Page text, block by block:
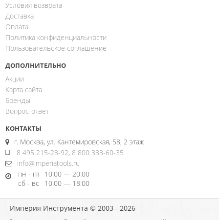
Условия возврата
Доставка
Оплата
Политика конфиденциальности
Пользовательское соглашение
ДОПОЛНИТЕЛЬНО
Акции
Карта сайта
Бренды
Вопрос-ответ
КОНТАКТЫ
г. Москва, ул. Кантемировская, 58, 2 этаж
8 495 215-23-92, 8 800 333-60-35
info@imperiatools.ru
пн - пт 10:00 — 20:00
сб - вс
10:00 — 18:00
Империя Инструмента © 2003 - 2026